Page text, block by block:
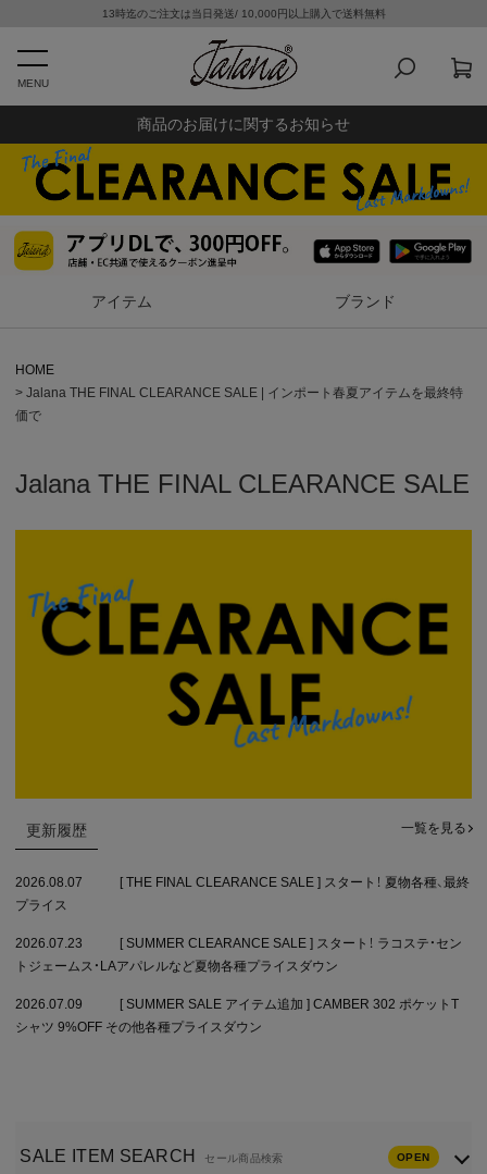
13時迄のご注文は当日発送/ 10,000円以上購入で送料無料
MENU
商品のお届けに関するお知らせ
アイテム ブランド
HOME
Jalana THE FINAL CLEARANCE SALE | インポート春夏アイテムを最終特
価で
Jalana THE FINAL CLEARANCE SALE
更新履歴 一覧を見る
2026.08.07
[ THE FINAL CLEARANCE SALE ] スタート！ 夏物各種、最終
プライス
2026.07.23
[ SUMMER CLEARANCE SALE ] スタート！ ラコステ・セン
トジェームス・LAアパレルなど夏物各種プライスダウン
2026.07.09
[ SUMMER SALE アイテム追加 ] CAMBER 302 ポケットT
シャツ 9%OFF その他各種プライスダウン
SALE ITEM SEARCH セール商品検索 OPEN